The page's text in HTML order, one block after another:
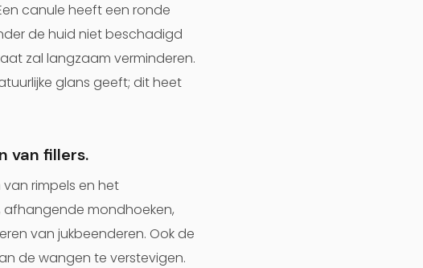
canule heeft een ronde
de huid niet beschadigd
zal langzaam verminderen.
glans geeft; dit heet
van fillers.
rimpels en het
afhangende mondhoeken,
van jukbeenderen. Ook de
de wangen te verstevigen.